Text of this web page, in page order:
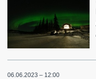
06.06.2023 – 12:00